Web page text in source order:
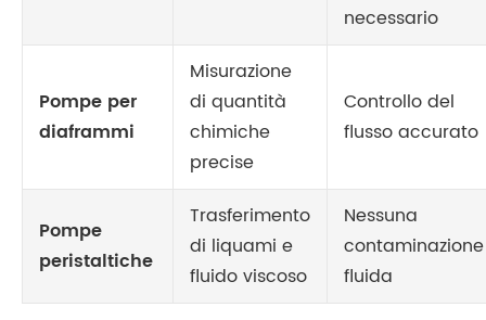
necessario
Pompe per
diaframmi
Misurazione
di quantità
chimiche
precise
Controllo del
flusso accurato
Pompe
peristaltiche
Trasferimento
di liquami e
fluido viscoso
Nessuna
contaminazione
fluida